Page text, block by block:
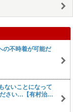
の不時着が可能だ
ないことになって
さい…【有村治